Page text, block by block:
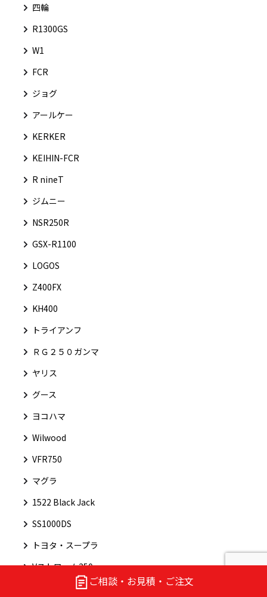
ご相談・お見積・ご注文
四輪
R1300GS
W1
FCR
ジョグ
アールケー
KERKER
KEIHIN-FCR
R nineT
ジムニー
NSR250R
GSX-R1100
LOGOS
Z400FX
KH400
トライアンフ
ＲＧ２５０ガンマ
ヤリス
グース
ヨコハマ
Wilwood
VFR750
マグラ
1522 Black Jack
SS1000DS
トヨタ・スープラ
Vストローム250